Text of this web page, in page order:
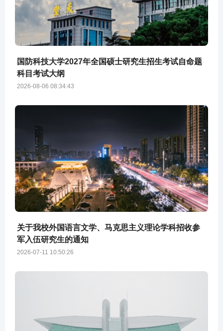
国防科技大学2027年全国硕士研究生招生考试自命题
科目考试大纲
2026-08-06 08:34:43
关于我校外国语言文学、马克思主义理论学科招收参
军入伍研究生的通知
2026-07-11 10:50:26